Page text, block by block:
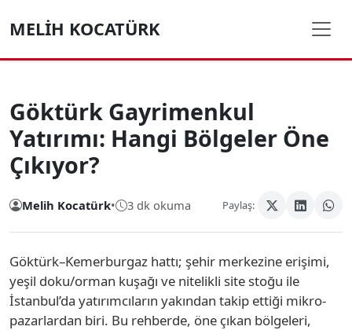
MELIH KOCATÜRK
Göktürk Gayrimenkul
Yatırımı: Hangi Bölgeler Öne
Çıkıyor?
Melih Kocatürk• 3 dk okuma Paylaş:
Göktürk–Kemerburgaz hattı; şehir merkezine erişimi,
yeşil doku/orman kuşağı ve nitelikli site stoğu ile
İstanbul’da yatırımcıların yakından takip ettiği mikro-
pazarlardan biri. Bu rehberde, öne çıkan bölgeleri,